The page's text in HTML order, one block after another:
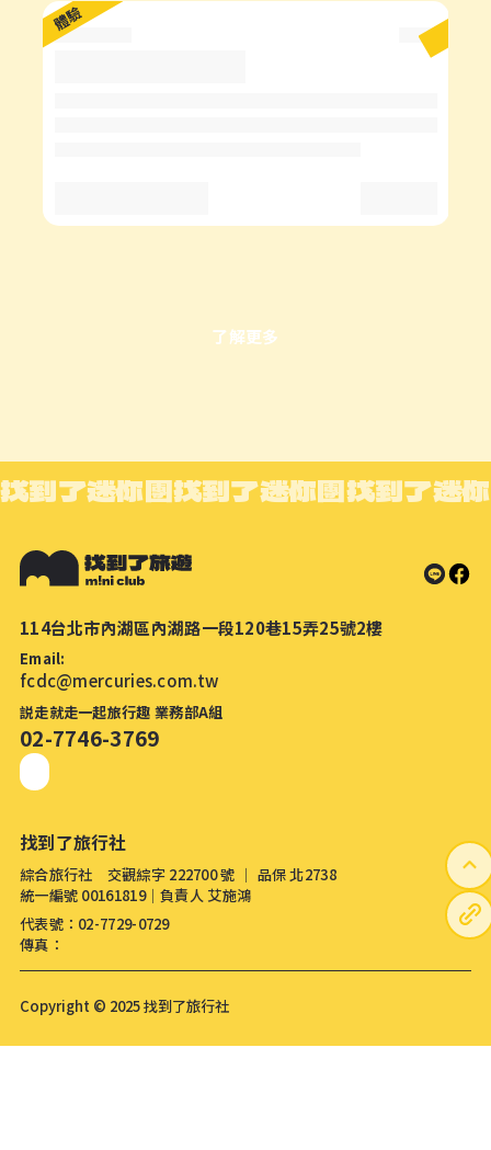
體驗
了解更多
找到了迷你團找到了迷你團找到了迷
114台北市內湖區內湖路一段120巷15弄25號2樓
Email:
fcdc@mercuries.com.tw
説走就走一起旅行趣 業務部A組
02-7746-3769
找到了旅行社
綜合旅行社 交觀綜字 222700 號 │ 品保 北2738
統一編號 00161819│負責人 艾施鴻
代表號：02-7729-0729
傳真：
Copyright © 2025 找到了旅行社